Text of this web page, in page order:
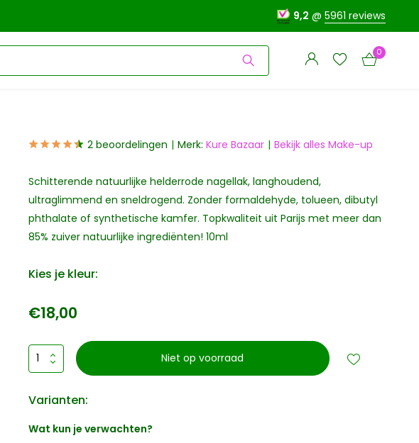
9,2 @ 5961 reviews
Account
aanmaken
Account
aanmaken
0
2 beoordelingen Merk: Kure Bazaar Bekijk alles Make-up
Schitterende natuurlijke helderrode nagellak, langhoudend,
ultraglimmend en sneldrogend. Zonder formaldehyde, tolueen, dibutyl
phthalate of synthetische kamfer. Topkwaliteit uit Parijs met meer dan
85% zuiver natuurlijke ingrediënten! 10ml
Kies je kleur:
€18,00
Niet op voorraad
Varianten:
Wat kun je verwachten?